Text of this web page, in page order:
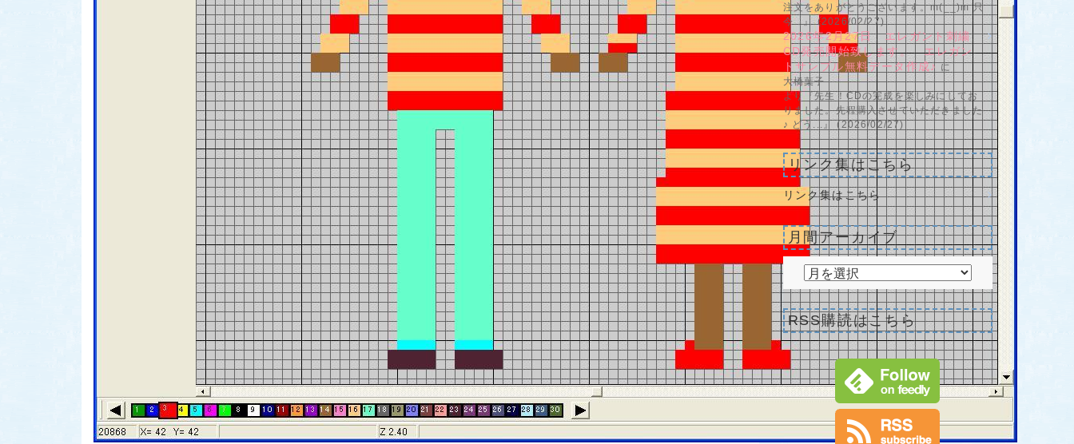
注文をありがとうございます。m(__)m 只
今...』 (2026/02/27)
2026年2月27日 エレガント刺繍
CD発売開始致します。 エレガン
トサンプル無料データ作成♪に
大橋葉子
より『先生！CDの完成を楽しみにしてお
りました。先程購入させていただきました
♪ どう...』 (2026/02/27)
リンク集はこちら
リンク集はこちら
月間アーカイブ
RSS購読はこちら